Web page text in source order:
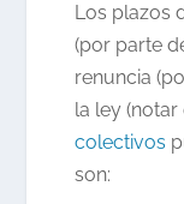
Los plazos
(por parte
renuncia
la ley
colectivos
son: